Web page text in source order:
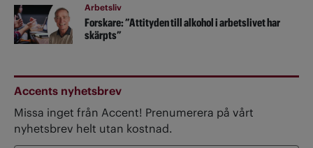
Arbetsliv
Forskare: ”Attityden till alkohol i arbetslivet har
skärpts”
Accents nyhetsbrev
Missa inget från Accent! Prenumerera på vårt
nyhetsbrev helt utan kostnad.